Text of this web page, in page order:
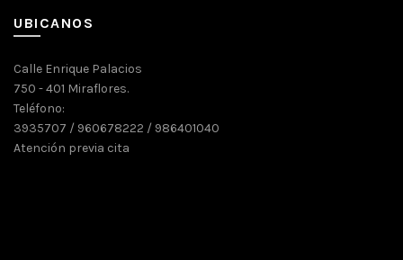
UBICANOS
Calle Enrique Palacios
750 - 401 Miraflores.
Teléfono:
3935707 / 960678222 / 986401040
Atención previa cita